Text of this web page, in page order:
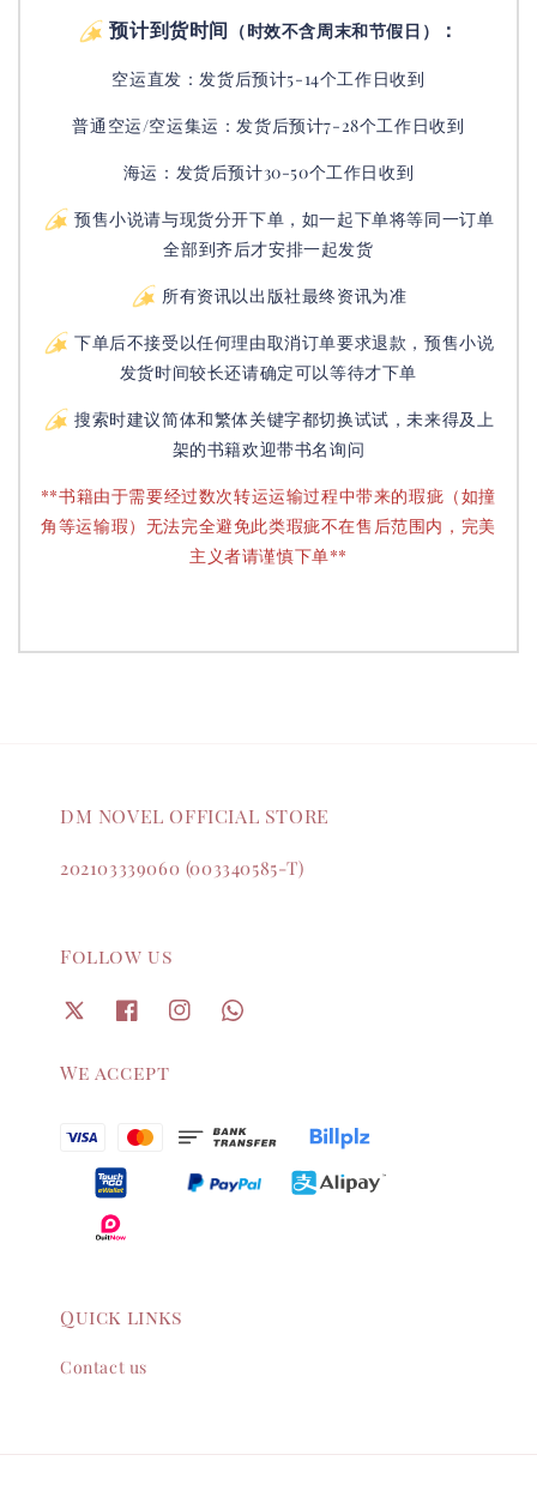
预计到货时间 （时效不含周末和节假日） ：
空运直发：发货后预计5-14个工作日收到
普通空运/空运集运：发货后预计7-28个工作日收到
海运：发货后预计30-50个工作日收到
预售小说请与现货分开下单，如一起下单将等同一订单
全部到齐后才安排一起发货
所有资讯以出版社最终资讯为准
下单后不接受以任何理由取消订单要求退款，预售小说
发货时间较长还请确定可以等待才下单
搜索时建议简体和繁体关键字都切换试试，未来得及上
架的书籍欢迎带书名询问
**书籍由于需要经过数次转运运输过程中带来的瑕疵（如撞
角等运输瑕）无法完全避免此类瑕疵不在售后范围内，完美
主义者请谨慎下单**
DM NOVEL OFFICIAL STORE
202103339060 (003340585-T)
Follow us
We accept
Quick links
Contact us